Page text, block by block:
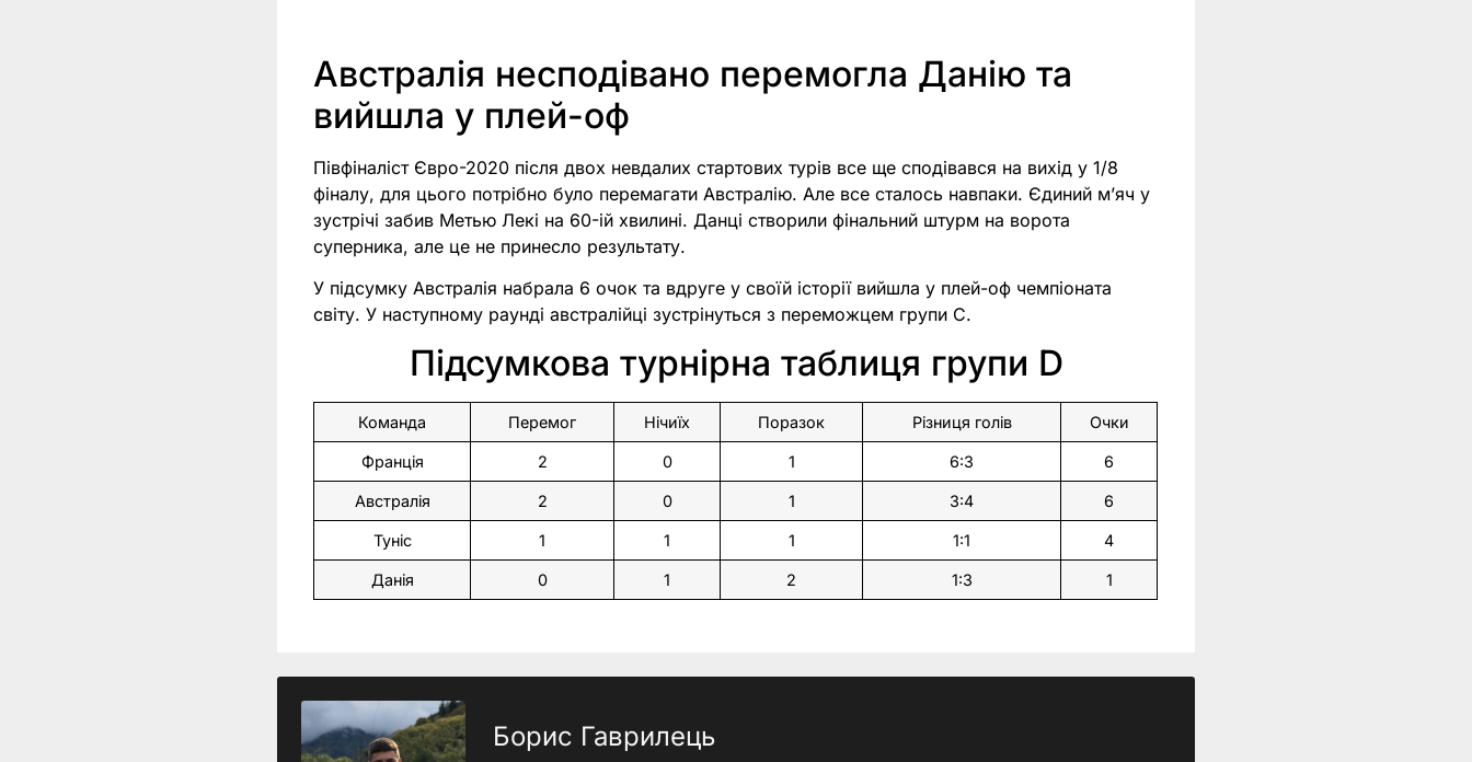
Австралія несподівано перемогла Данію та
вийшла у плей-оф
Півфіналіст Євро-2020 після двох невдалих стартових турів все ще сподівався на вихід у 1/8
фіналу, для цього потрібно було перемагати Австралію. Але все сталось навпаки. Єдиний м’яч у
зустрічі забив Метью Лекі на 60-ій хвилині. Данці створили фінальний штурм на ворота
суперника, але це не принесло результату.
У підсумку Австралія набрала 6 очок та вдруге у своїй історії вийшла у плей-оф чемпіоната
світу. У наступному раунді австралійці зустрінуться з переможцем групи C.
Підсумкова турнірна таблиця групи D
Команда Перемог Нічиїх Поразок Різниця голів Очки
Франція 2 0 1 6:3 6
Австралія 2 0 1 3:4 6
Туніс 1 1 1 1:1 4
Данія 0 1 2 1:3 1
Борис Гаврилець